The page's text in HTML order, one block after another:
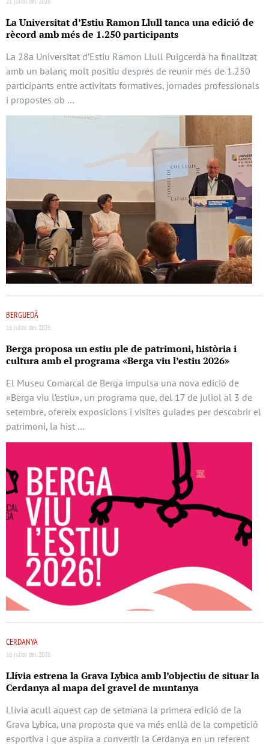
La Universitat d’Estiu Ramon Llull tanca una edició de
rècord amb més de 1.250 participants
La 28a Universitat d’Estiu Ramon Llull Puigcerdà ha finalitzat
amb un balanç molt positiu després de reunir més de 1.250
participants entre activitats formatives, jornades professionals
i propostes ob …
BERGUEDÀ
16 juliol del 2026
Berga proposa un estiu ple de patrimoni, història i
cultura amb el programa «Berga viu l’estiu 2026»
El Museu Comarcal de Berga impulsa una nova edició de
«Berga viu l’estiu», un programa que, del 17 de juliol al 3 de
setembre, ofereix exposicions i visites guiades per descobrir el
patrimoni, la hist …
CERDANYA
16 juliol del 2026
Llívia estrena la Grava Lybica amb l’objectiu de situar la
Cerdanya al mapa del gravel de muntanya
Llívia acull aquest cap de setmana la primera edició de la
Grava Lybica, una proposta que va més enllà de la competició
esportiva i que aspira a convertir la Cerdanya en un referent